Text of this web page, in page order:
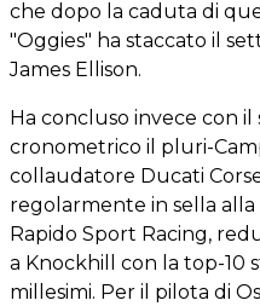
che dopo la caduta di
"Oggies" ha staccato il
James Ellison.
Ha concluso invece con
cronometrico il pluri-
collaudatore Ducati
regolarmente in sella alla
Rapido Sport Racing,
a Knockhill con la top-10
millesimi. Per il pilota di